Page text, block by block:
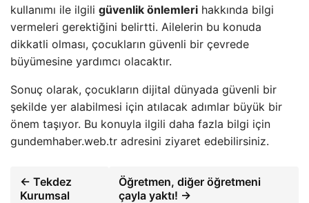
kullanımı ile ilgili güvenlik önlemleri hakkında bilgi
vermeleri gerektiğini belirtti. Ailelerin bu konuda
dikkatli olması, çocukların güvenli bir çevrede
büyümesine yardımcı olacaktır.
Sonuç olarak, çocukların dijital dünyada güvenli bir
şekilde yer alabilmesi için atılacak adımlar büyük bir
önem taşıyor. Bu konuyla ilgili daha fazla bilgi için
gundemhaber.web.tr adresini ziyaret edebilirsiniz.
← Tekdez
Kurumsal
Öğretmen, diğer öğretmeni
çayla yaktı! →